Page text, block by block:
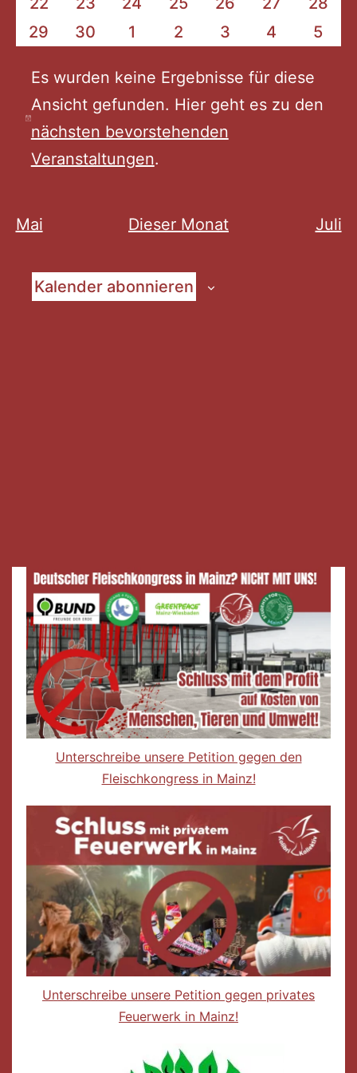
Veranstaltungen
Veranstaltungen
Veranstaltungen
Veranstaltungen
Veranstaltungen
0
29
0
30
0
1
0
2
0
3
0
4
0
5
Hinweis
Es wurden keine Ergebnisse für diese
Ansicht gefunden. Hier geht es zu den
nächsten bevorstehenden
Veranstaltungen.
Mai Dieser Monat Juli
Kalender abonnieren
Unterschreibe unsere Petition gegen den
Fleischkongress in Mainz!
Unterschreibe unsere Petition gegen privates
Feuerwerk in Mainz!